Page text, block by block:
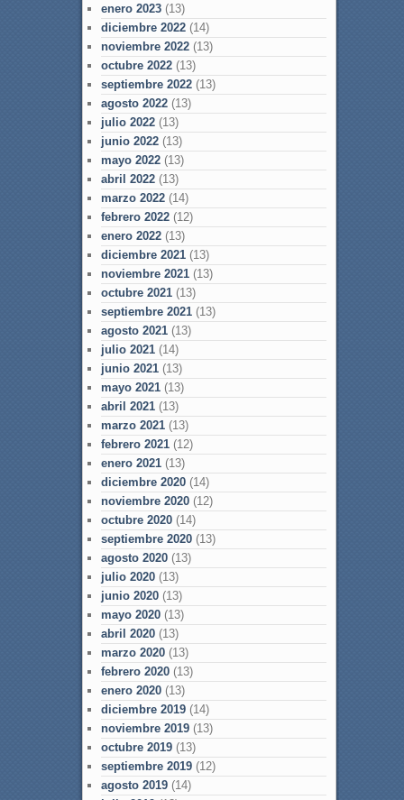
enero 2023(13)
diciembre 2022(14)
noviembre 2022(13)
octubre 2022(13)
septiembre 2022(13)
agosto 2022(13)
julio 2022(13)
junio 2022(13)
mayo 2022(13)
abril 2022(13)
marzo 2022(14)
febrero 2022(12)
enero 2022(13)
diciembre 2021(13)
noviembre 2021(13)
octubre 2021(13)
septiembre 2021(13)
agosto 2021(13)
julio 2021(14)
junio 2021(13)
mayo 2021(13)
abril 2021(13)
marzo 2021(13)
febrero 2021(12)
enero 2021(13)
diciembre 2020(14)
noviembre 2020(12)
octubre 2020(14)
septiembre 2020(13)
agosto 2020(13)
julio 2020(13)
junio 2020(13)
mayo 2020(13)
abril 2020(13)
marzo 2020(13)
febrero 2020(13)
enero 2020(13)
diciembre 2019(14)
noviembre 2019(13)
octubre 2019(13)
septiembre 2019(12)
agosto 2019(14)